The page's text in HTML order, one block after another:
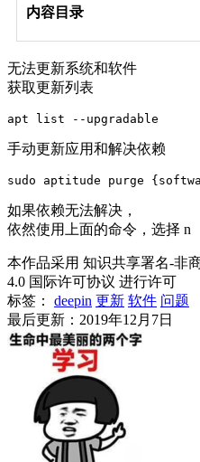
内容目录
无法更新系统和软件
获取更新列表
手动更新应用和解决依赖
如果依赖无法解决，
依然使用上面的命令，选择 n
本作品采用 知识共享署名-非
4.0 国际许可协议 进行许可
标签：
deepin 更新 软件 问题
最后更新：2019年12月7日